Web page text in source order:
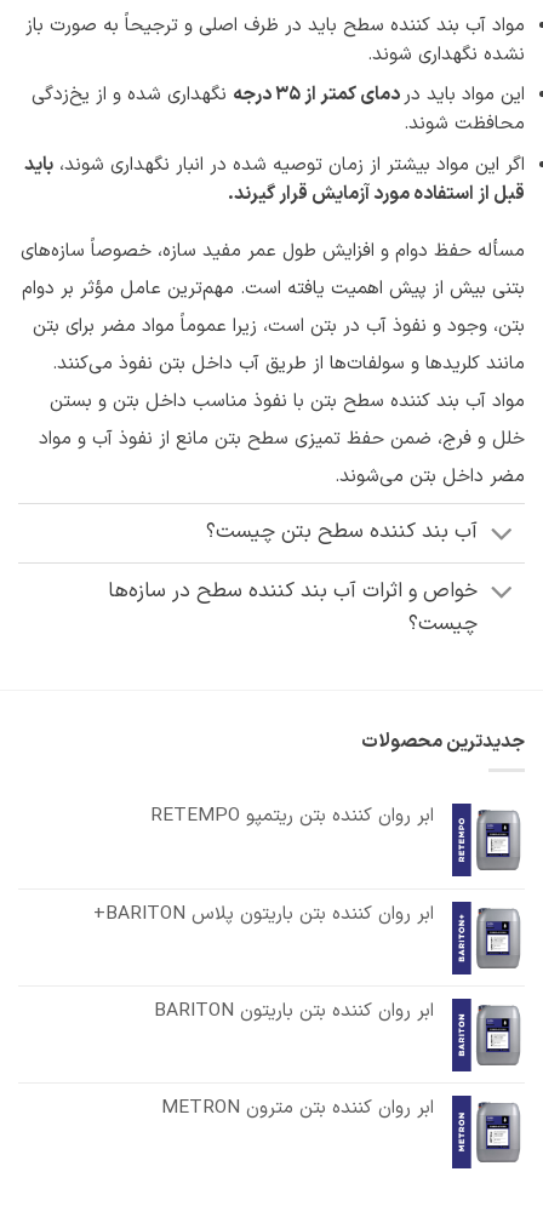
مواد آب بند کننده سطح باید در ظرف اصلی و ترجیحاً به صورت باز
نشده نگهداری شوند.
این مواد باید دردمای کمتر از 35 درجه
نگهداری شده و از یخ‌زدگی
محافظت شوند.
اگر این مواد بیشتر از زمان توصیه شده در انبار نگهداری شوند، باید
قبل از استفاده مورد آزمایش قرار گیرند.
مسأله حفظ دوام و افزایش طول عمر مفید سازه‌، خصوصاً سازه‌های
بتنی بیش از پیش اهمیت یافته است. مهم‌ترین عامل مؤثر بر دوام
بتن، وجود و نفوذ آب در بتن است، زیرا عموماً مواد مضر برای بتن
مانند کلریدها و سولفات‌ها از طریق آب داخل بتن نفوذ می‌کنند.
مواد آب بند کننده سطح بتن با نفوذ مناسب داخل بتن و بستن
خلل و فرج، ضمن حفظ تمیزی سطح بتن مانع از نفوذ آب و مواد
مضر داخل بتن می‌شوند.
آب بند کننده سطح بتن چیست؟
خواص و اثرات آب‌ بند کننده سطح در سازه‌ها
چیست؟
جدیدترین محصولات
ابر روان کننده بتن ریتمپو RETEMPO
ابر روان کننده بتن باریتون پلاس BARITON+
ابر روان کننده بتن باریتون BARITON
ابر روان کننده بتن مترون METRON